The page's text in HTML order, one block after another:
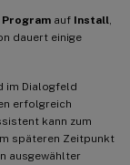
auf Install
dauert einige
im Dialogfeld
erfolgreich
kann zum
späteren Zeitpunkt
ausgewählter